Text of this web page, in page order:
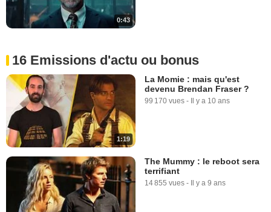
0:43
16 Emissions d'actu ou bonus
1:19
La Momie : mais qu'est
devenu Brendan Fraser ?
99 170 vues - Il y a 10 ans
The Mummy : le reboot sera
terrifiant
14 855 vues - Il y a 9 ans